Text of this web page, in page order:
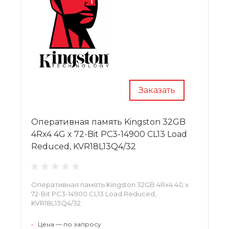
Заказать
Оперативная память Kingston 32GB
4Rx4 4G x 72-Bit PC3-14900 CL13 Load
Reduced, KVR18L13Q4/32
Оперативная память Kingston 32GB 4Rx4 4G x
72-Bit PC3-14900 CL13 Load Reduced,
KVR18L13Q4/32
• Цена — по запросу